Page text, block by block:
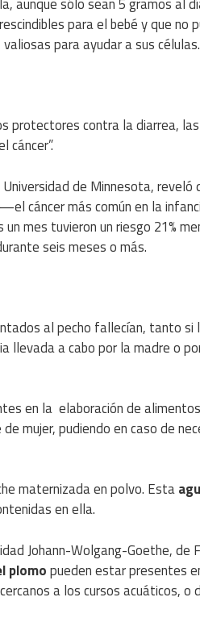
para el bebé y que no
para ayudar a sus células.
protectores contra la diarrea, las
cáncer”.
de Minnesota, reveló
cáncer más común en la
mes tuvieron un riesgo 21%
seis meses o más.
al pecho fallecían, tanto si
llevada a cabo por la madre o
en la elaboración de
mujer, pudiendo en caso de
maternizada en polvo. Esta
en ella.
Johann-Wolgang-Goethe, de
plomopueden estar presentes
a los cursos acuáticos, o